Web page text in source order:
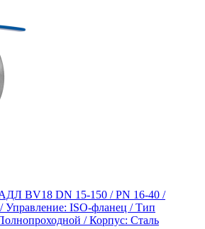
BV18 DN 15-150 / PN 16-40 /
ISO-фланец / Тип
/ Корпус: Сталь